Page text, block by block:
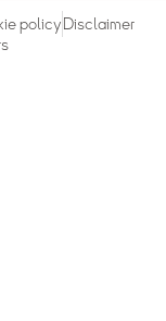
policyDisclaimer